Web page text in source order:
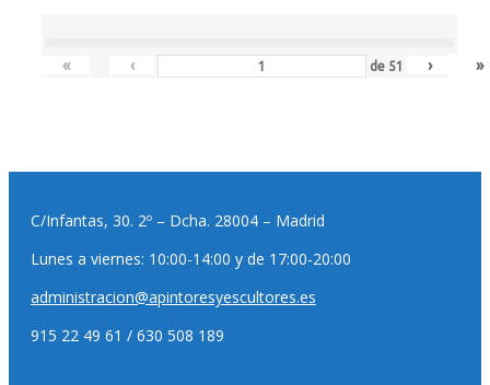
« ‹ de 51 › »
C/Infantas, 30. 2º – Dcha. 28004 – Madrid
Lunes a viernes: 10:00-14:00 y de 17:00-20:00
administracion@apintoresyescultores.es
915 22 49 61 / 630 508 189